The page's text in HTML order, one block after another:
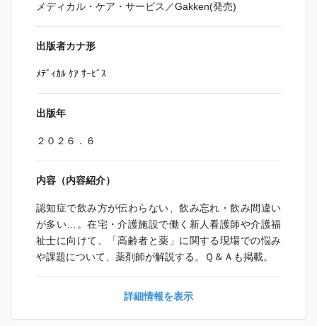
メディカル・ケア・サービス／Gakken(発売)
出版者カナ形
ﾒﾃﾞｨｶﾙ ｹｱ ｻｰﾋﾞｽ
出版年
２０２６．６
内容（内容紹介）
認知症で飲み方が伝わらない、飲み忘れ・飲み間違い
が多い…。在宅・介護施設で働く新人看護師や介護福
祉士に向けて、「高齢者と薬」に関する現場での悩み
や課題について、薬剤師が解説する。Ｑ＆Ａも掲載。
詳細情報を表示